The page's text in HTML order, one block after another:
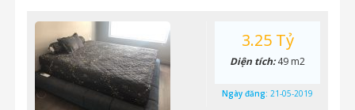
3.25 Tỷ
Diện tích:49 m2
Ngày đăng: 21-05-2019